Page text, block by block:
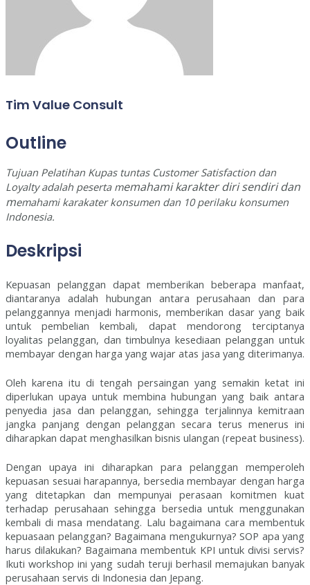
Tim Value Consult
Outline
Tujuan Pelatihan Kupas tuntas Customer Satisfaction dan
Loyalty adalah peserta memahami karakter diri sendiri dan
memahami karakater konsumen dan 10 perilaku konsumen
Indonesia.
Deskripsi
Kepuasan pelanggan dapat memberikan beberapa manfaat,
diantaranya adalah hubungan antara perusahaan dan para
pelanggannya menjadi harmonis, memberikan dasar yang baik
untuk pembelian kembali, dapat mendorong terciptanya
loyalitas pelanggan, dan timbulnya kesediaan pelanggan untuk
membayar dengan harga yang wajar atas jasa yang diterimanya.
Oleh karena itu di tengah persaingan yang semakin ketat ini
diperlukan upaya untuk membina hubungan yang baik antara
penyedia jasa dan pelanggan, sehingga terjalinnya kemitraan
jangka panjang dengan pelanggan secara terus menerus ini
diharapkan dapat menghasilkan bisnis ulangan (repeat business).
Dengan upaya ini diharapkan para pelanggan memperoleh
kepuasan sesuai harapannya, bersedia membayar dengan harga
yang ditetapkan dan mempunyai perasaan komitmen kuat
terhadap perusahaan sehingga bersedia untuk menggunakan
kembali di masa mendatang. Lalu bagaimana cara membentuk
kepuasaan pelanggan? Bagaimana mengukurnya? SOP apa yang
harus dilakukan? Bagaimana membentuk KPI untuk divisi servis?
Ikuti workshop ini yang sudah teruji berhasil memajukan banyak
perusahaan servis di Indonesia dan Jepang.